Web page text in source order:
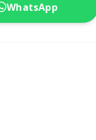
WhatsApp